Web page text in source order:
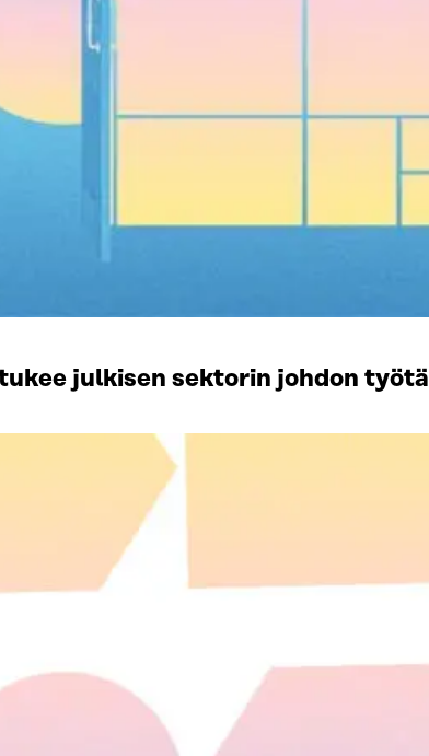
julkisen sektorin johdon työtä